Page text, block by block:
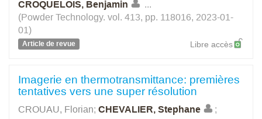
CROQUELOIS, Benjamin
...
(Powder Technology. vol. 413, pp. 118016, 2023-01-
01)
Article de revue Libre accès
Imagerie en thermotransmittance: premières
tentatives vers une super résolution
CROUAU, Florian; CHEVALIER, Stephane
;